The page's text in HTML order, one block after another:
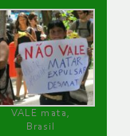
VALE mata,
Brasil